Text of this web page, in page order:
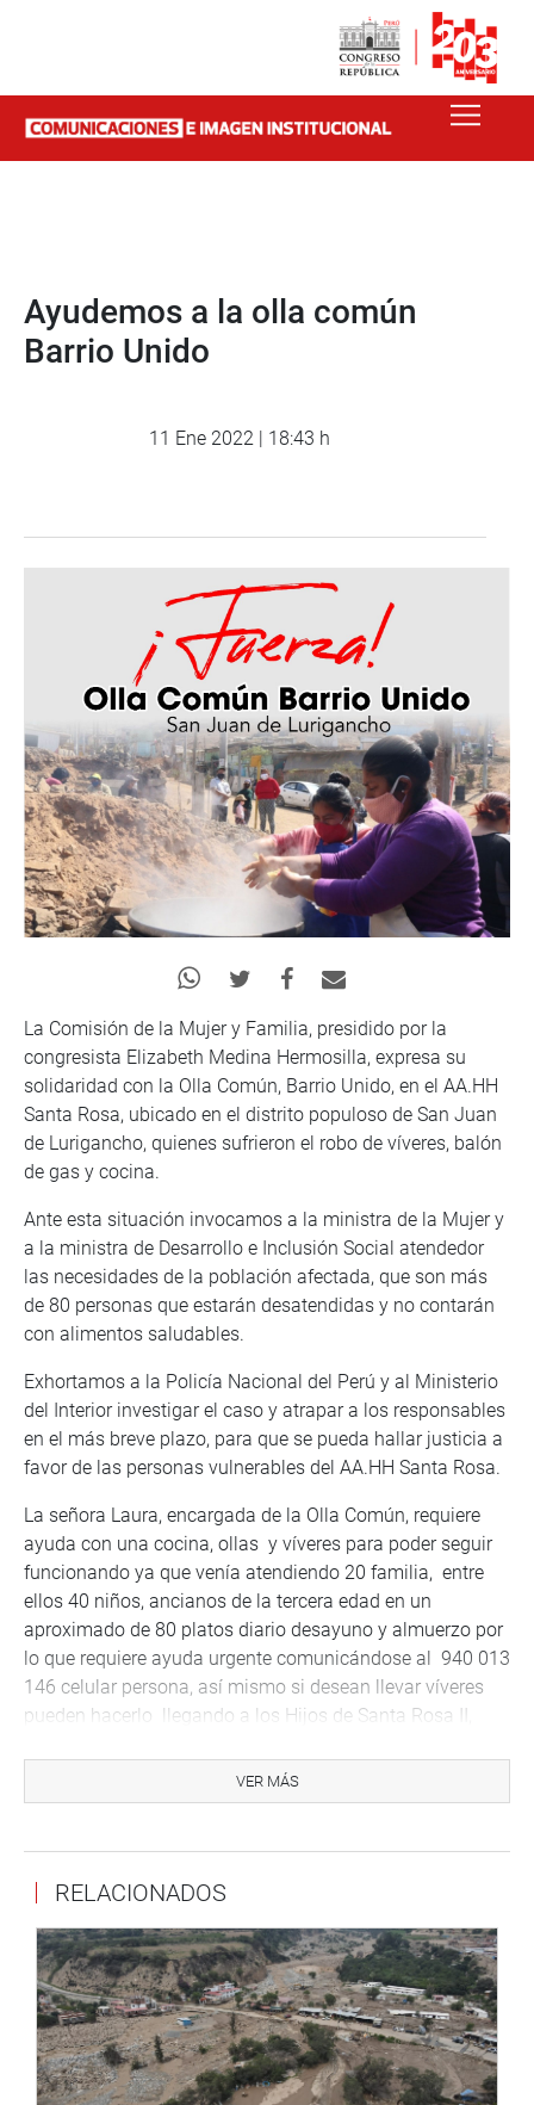
Ayudemos a la olla común
Barrio Unido
11 Ene 2022 | 18:43 h
La Comisión de la Mujer y Familia, presidido por la
congresista Elizabeth Medina Hermosilla, expresa su
solidaridad con la Olla Común, Barrio Unido, en el AA.HH
Santa Rosa, ubicado en el distrito populoso de San Juan
de Lurigancho, quienes sufrieron el robo de víveres, balón
de gas y cocina.
Ante esta situación invocamos a la ministra de la Mujer y
a la ministra de Desarrollo e Inclusión Social atendedor
las necesidades de la población afectada, que son más
de 80 personas que estarán desatendidas y no contarán
con alimentos saludables.
Exhortamos a la Policía Nacional del Perú y al Ministerio
del Interior investigar el caso y atrapar a los responsables
en el más breve plazo, para que se pueda hallar justicia a
favor de las personas vulnerables del AA.HH Santa Rosa.
La señora Laura, encargada de la Olla Común, requiere
ayuda con una cocina, ollas y víveres para poder seguir
funcionando ya que venía atendiendo 20 familia, entre
ellos 40 niños, ancianos de la tercera edad en un
aproximado de 80 platos diario desayuno y almuerzo por
lo que requiere ayuda urgente comunicándose al 940 013
146 celular persona, así mismo si desean llevar víveres
pueden hacerlo llegando a los Hijos de Santa Rosa II,
VER MÁS
RELACIONADOS